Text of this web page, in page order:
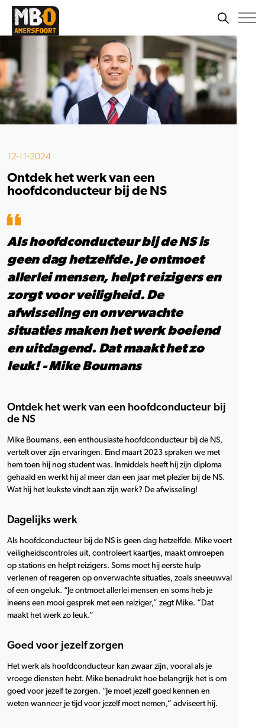
12-11-2024
Ontdek het werk van een
hoofdconducteur bij de NS
Als hoofdconducteur bij de NS is
geen dag hetzelfde. Je ontmoet
allerlei mensen, helpt reizigers en
zorgt voor veiligheid. De
afwisseling en onverwachte
situaties maken het werk boeiend
en uitdagend. Dat maakt het zo
leuk! - Mike Boumans
Ontdek het werk van een hoofdconducteur bij
de NS
Mike Boumans, een enthousiaste hoofdconducteur bij de NS,
vertelt over zijn ervaringen. Eind maart 2023 spraken we met
hem toen hij nog student was. Inmiddels heeft hij zijn diploma
gehaald en werkt hij al meer dan een jaar met plezier bij de NS.
Wat hij het leukste vindt aan zijn werk? De afwisseling!
Dagelijks werk
Als hoofdconducteur bij de NS is geen dag hetzelfde. Mike voert
veiligheidscontroles uit, controleert kaartjes, maakt omroepen
op stations en helpt reizigers. Soms moet hij eerste hulp
verlenen of reageren op onverwachte situaties, zoals sneeuwval
of een ongeluk. “Je ontmoet allerlei mensen en soms heb je
ineens een mooi gesprek met een reiziger,” zegt Mike. “Dat
maakt het werk zo leuk.”
Goed voor jezelf zorgen
Het werk als hoofdconducteur kan zwaar zijn, vooral als je
vroege diensten hebt. Mike benadrukt hoe belangrijk het is om
goed voor jezelf te zorgen. “Je moet jezelf goed kennen en
weten wanneer je tijd voor jezelf moet nemen,” adviseert hij.